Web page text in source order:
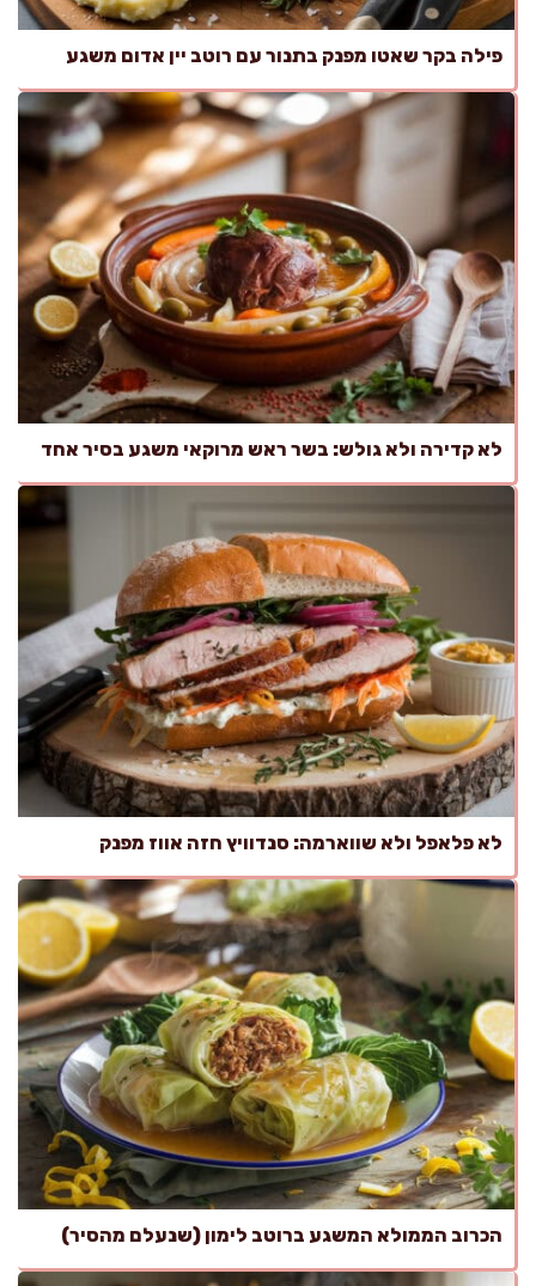
פילה בקר שאטו מפנק בתנור עם רוטב יין אדום משגע
לא קדירה ולא גולש: בשר ראש מרוקאי משגע בסיר אחד
לא פלאפל ולא שווארמה: סנדוויץ חזה אווז מפנק
הכרוב הממולא המשגע ברוטב לימון (שנעלם מהסיר)